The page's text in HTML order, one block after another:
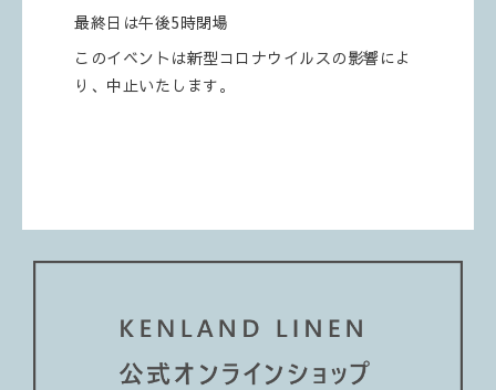
最終日は午後5時閉場
このイベントは新型コロナウイルスの影響によ
り、中止いたします。